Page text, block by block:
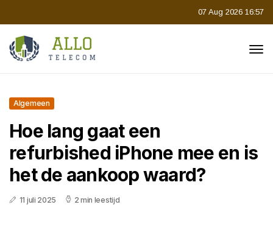
07 Aug 2026 16:57
Algemeen
Hoe lang gaat een
refurbished iPhone mee en is
het de aankoop waard?
11 juli 2025 2 min leestijd